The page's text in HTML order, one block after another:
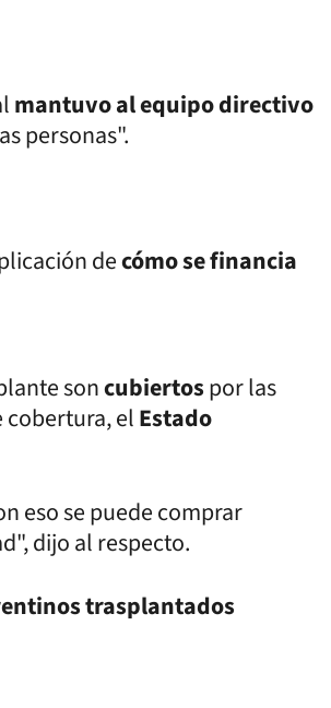
mantuvo al equipo directivo
personas".
decómo se financia
soncubiertospor las
cobertura, elEstado
eso se puede comprar
dijo al respecto.
trasplantados